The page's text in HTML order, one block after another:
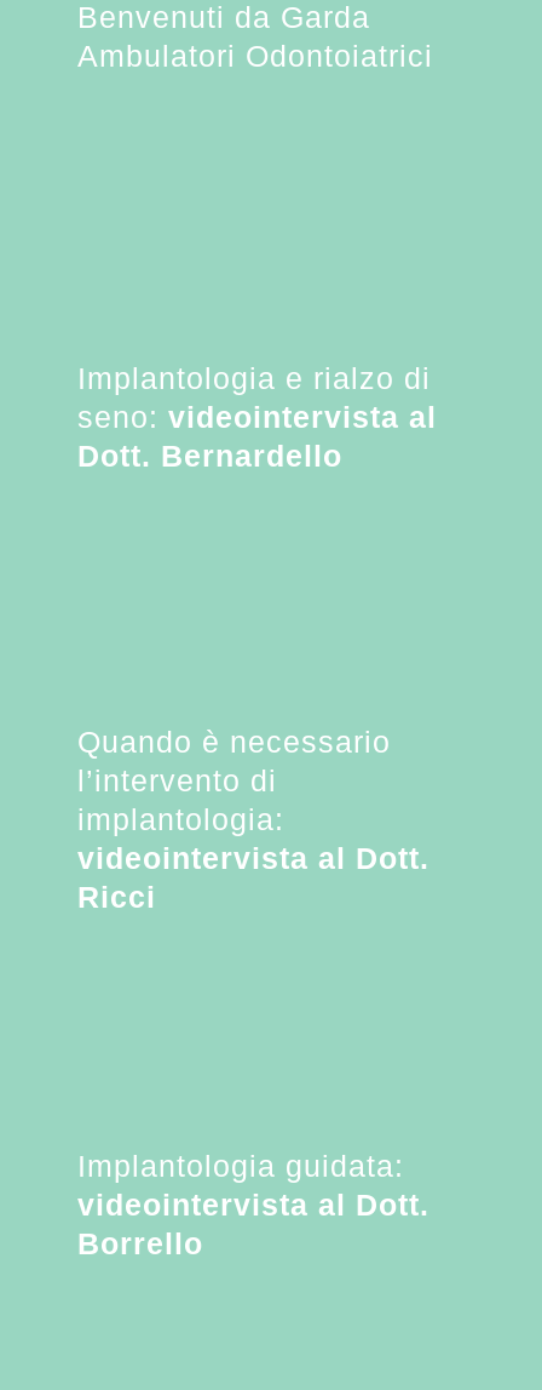
Benvenuti da Garda
Ambulatori Odontoiatrici
Implantologia e rialzo di
seno: videointervista al
Dott. Bernardello
Quando è necessario
l’intervento di
implantologia:
videointervista al Dott.
Ricci
Implantologia guidata:
videointervista al Dott.
Borrello